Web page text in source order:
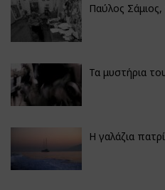
Παύλος
Τα μυστήρια
Η γαλάζια